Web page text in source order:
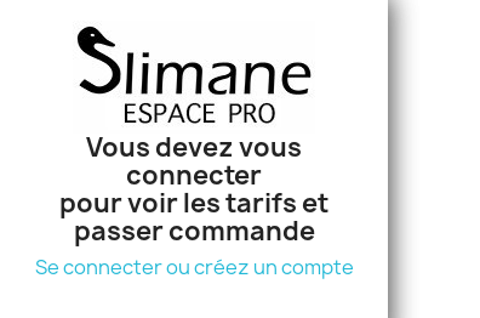
PRODUITS
Promotions
Nouveaux produits
Meilleures ventes
Vous devez vous
connecter
pour voir les tarifs et
passer commande
Se connecter ou créez un compte
Vous devez vous
connecter
pour voir les tarifs et
passer commande
Se connecter ou créez un compte